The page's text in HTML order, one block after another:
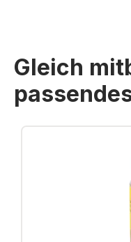
Gleich
Produktgalerie